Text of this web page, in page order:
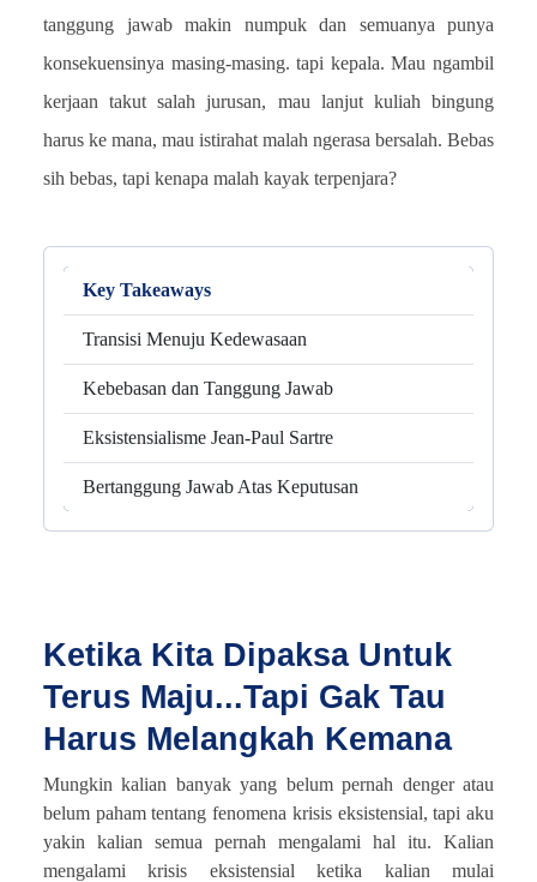
tanggung jawab makin numpuk dan semuanya punya
konsekuensinya masing-masing. tapi kepala. Mau ngambil
kerjaan takut salah jurusan, mau lanjut kuliah bingung
harus ke mana, mau istirahat malah ngerasa bersalah. Bebas
sih bebas, tapi kenapa malah kayak terpenjara?
Key Takeaways
Transisi Menuju Kedewasaan
Kebebasan dan Tanggung Jawab
Eksistensialisme Jean-Paul Sartre
Bertanggung Jawab Atas Keputusan
Ketika Kita Dipaksa Untuk
Terus Maju...Tapi Gak Tau
Harus Melangkah Kemana
Mungkin kalian banyak yang belum pernah denger atau
belum paham tentang fenomena krisis eksistensial, tapi aku
yakin kalian semua pernah mengalami hal itu. Kalian
mengalami krisis eksistensial ketika kalian mulai